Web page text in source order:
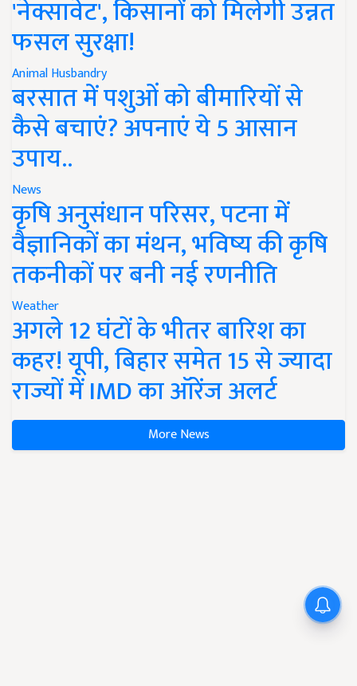
'नेक्सावेट', किसानों को मिलेगी उन्नत
फसल सुरक्षा!
Animal Husbandry
बरसात में पशुओं को बीमारियों से
कैसे बचाएं? अपनाएं ये 5 आसान
उपाय..
News
कृषि अनुसंधान परिसर, पटना में
वैज्ञानिकों का मंथन, भविष्य की कृषि
तकनीकों पर बनी नई रणनीति
Weather
अगले 12 घंटों के भीतर बारिश का
कहर! यूपी, बिहार समेत 15 से ज्यादा
राज्यों में IMD का ऑरेंज अलर्ट
More News